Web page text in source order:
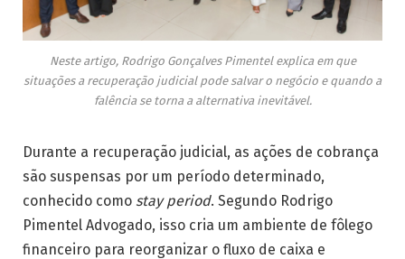
Neste artigo, Rodrigo Gonçalves Pimentel explica em que
situações a recuperação judicial pode salvar o negócio e quando a
falência se torna a alternativa inevitável.
Durante a recuperação judicial, as ações de cobrança
são suspensas por um período determinado,
conhecido como stay period. Segundo Rodrigo
Pimentel Advogado, isso cria um ambiente de fôlego
financeiro para reorganizar o fluxo de caixa e